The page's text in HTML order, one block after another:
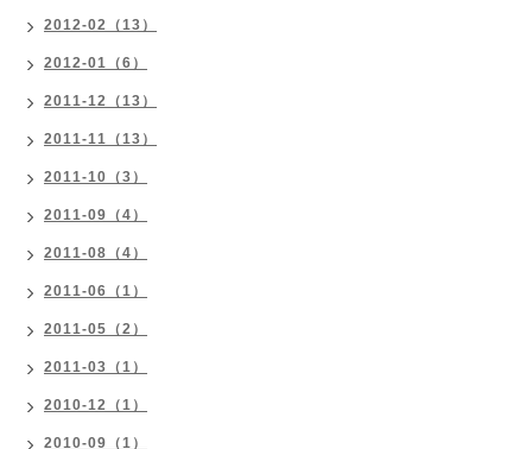
2012-02（13）
2012-01（6）
2011-12（13）
2011-11（13）
2011-10（3）
2011-09（4）
2011-08（4）
2011-06（1）
2011-05（2）
2011-03（1）
2010-12（1）
2010-09（1）